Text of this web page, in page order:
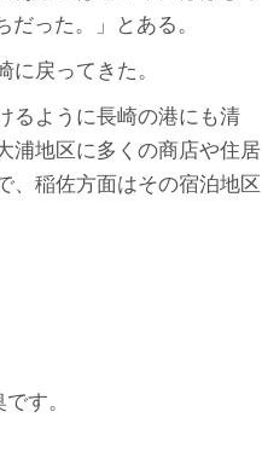
った。」とある。
戻ってきた。
るように長崎の港にも清
浦地区に多くの商店や住居
、稲佐方面はその宿泊地区
す。